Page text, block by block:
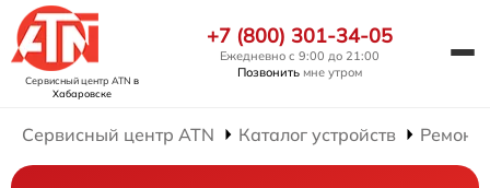
Сервисный центр ATN в
Хабаровске
+7 (800) 301-34-05
Ежедневно с 9:00 до 21:00
Позвонить мне утром
Сервисный центр ATN Каталог устройств Ремонт